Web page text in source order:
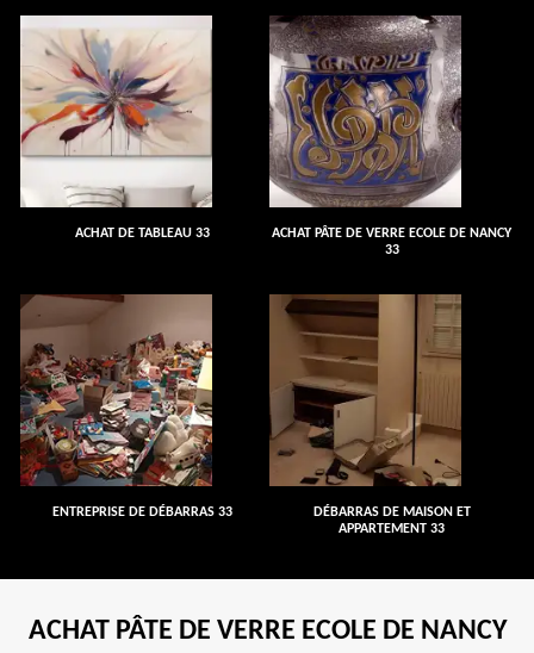
ACHAT DE TABLEAU 33
ACHAT PÂTE DE VERRE ECOLE DE NANCY
33
ENTREPRISE DE DÉBARRAS 33
DÉBARRAS DE MAISON ET
APPARTEMENT 33
ACHAT PÂTE DE VERRE ECOLE DE NANCY